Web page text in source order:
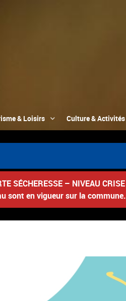
& Loisirs Culture & Activités
SÉCHERESSE – NIVEAU CRISE
sont en vigueur sur la commune.